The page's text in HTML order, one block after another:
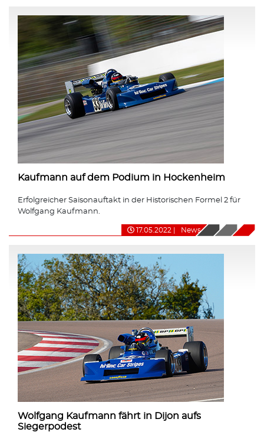
Kaufmann auf dem Podium in Hockenheim
Erfolgreicher Saisonauftakt in der Historischen Formel 2 für
Wolfgang Kaufmann.
17.05.2022 News
Wolfgang Kaufmann fährt in Dijon aufs
Siegerpodest